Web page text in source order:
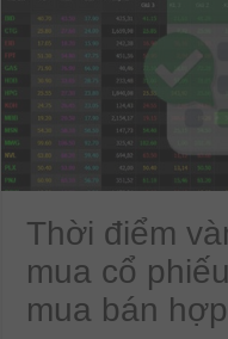
Thời điểm
mua cổ
mua bán